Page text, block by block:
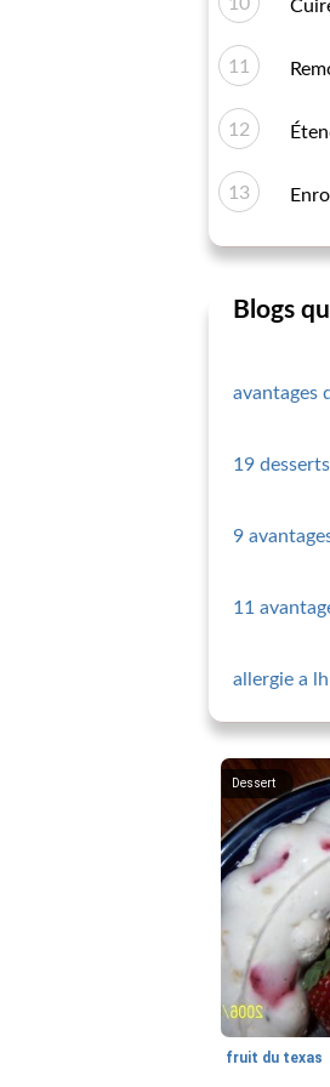
Blogs
avantages
19
9
11
allergie a
Dessert
fruit du texas